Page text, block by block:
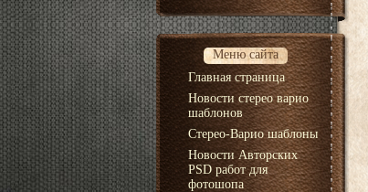
Меню сайта
Главная страница
Новости стерео варио
шаблонов
Стерео-Варио шаблоны
Новости Авторских
PSD работ для
фотошопа